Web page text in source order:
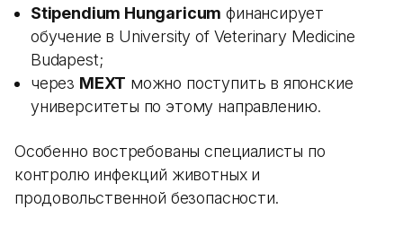
Stipendium Hungaricum финансирует
обучение в University of Veterinary Medicine
Budapest;
через MEXT можно поступить в японские
университеты по этому направлению.
Особенно востребованы специалисты по
контролю инфекций животных и
продовольственной безопасности.